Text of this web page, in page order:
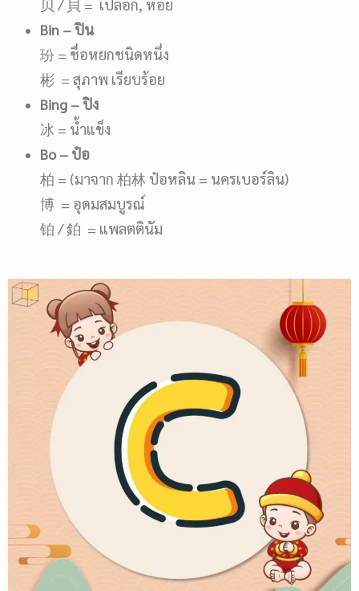
贝 / 貝 = เปลือก, หอย
Bin – ปิน
玢 = ชื่อหยกชนิดหนึ่ง
彬 = สุภาพ เรียบร้อย
Bing – ปิง
冰 = น้ำแข็ง
Bo– ป๋อ
柏 = (มาจาก 柏林 ป๋อหลิน = นครเบอร์ลิน)
博 = อุดมสมบูรณ์
铂 / 鉑 = แพลตตินัม